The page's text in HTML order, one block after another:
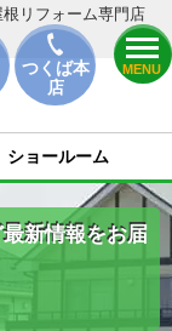
つくば本
店
MENU
リフォーム専門店
ショールーム
新情報をお届